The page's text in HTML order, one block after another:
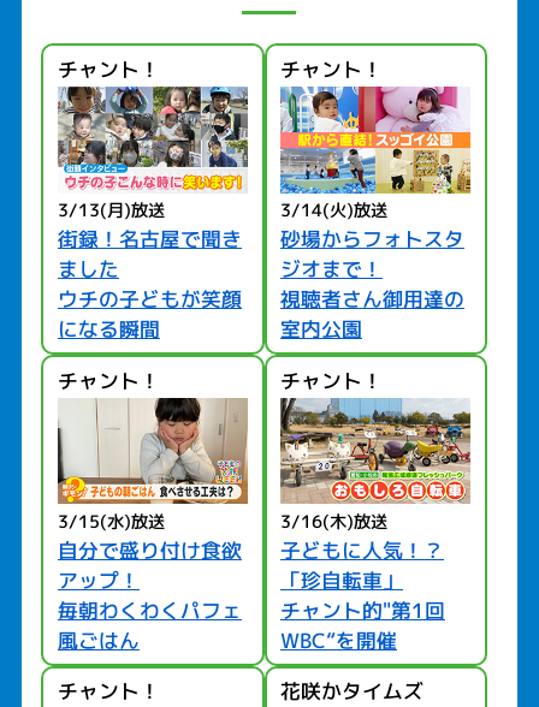
チャント！
3/13(月)放送
街録！名古屋で聞き
ました
ウチの子どもが笑顔
になる瞬間
チャント！
3/14(火)放送
砂場からフォトスタ
ジオまで！
視聴者さん御用達の
室内公園
チャント！
3/15(水)放送
自分で盛り付け食欲
アップ！
毎朝わくわくパフェ
風ごはん
チャント！
3/16(木)放送
子どもに人気！？
「珍自転車」
チャント的"第1回
WBC“を開催
チャント！ 花咲かタイムズ